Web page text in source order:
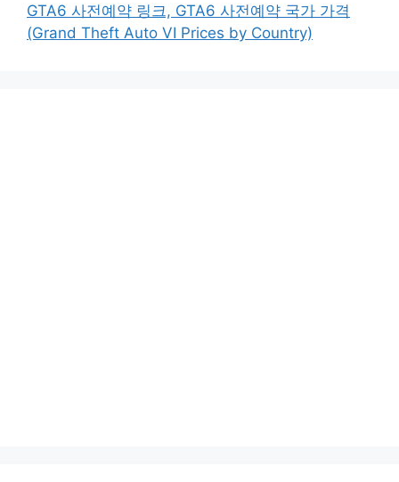
GTA6 사전예약 링크, GTA6 사전예약 국가 가격
(Grand Theft Auto VI Prices by Country)